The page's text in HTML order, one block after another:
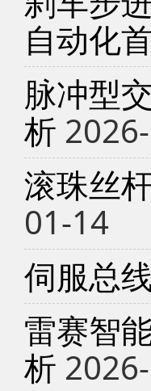
自动化
脉冲型
析
滚珠丝
01-14
伺服总
雷赛智
析